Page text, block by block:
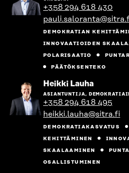
+358 294 618 430
DEMOKRATIAN
INNOVAATIOIDEN
POLARISAATIO
PÄÄTÖKSENTEKO
Heikki LauhaSiirry
henkilön
sivulle
ASIANTUNTIJA,
+358 294 618 495
heikki.lauha@sitra.fi
DEMOKRATIAKASVATUS
KEHITTÄMINEN
SKAALAAMINEN
OSALLISTUMINEN